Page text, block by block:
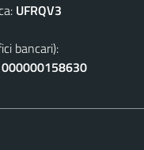
UFRQV3
bancari):